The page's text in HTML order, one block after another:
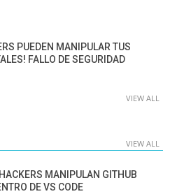
PUEDEN MANIPULAR TUS
FALLO DE SEGURIDAD
VIEW ALL
VIEW ALL
MANIPULAN GITHUB
DE VS CODE